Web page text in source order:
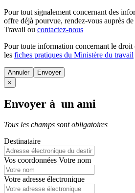
Pour tout signalement concernant des
offre déjà pourvue, rendez-vous auprès
Travail ou contactez-nous
Pour toute information concernant le droit
les fiches pratiques du Ministère du travail
Annuler
×
Envoyer à un ami
Tous les champs sont obligatoires
Destinataire
Vos coordonnées Votre nom
Votre adresse électronique